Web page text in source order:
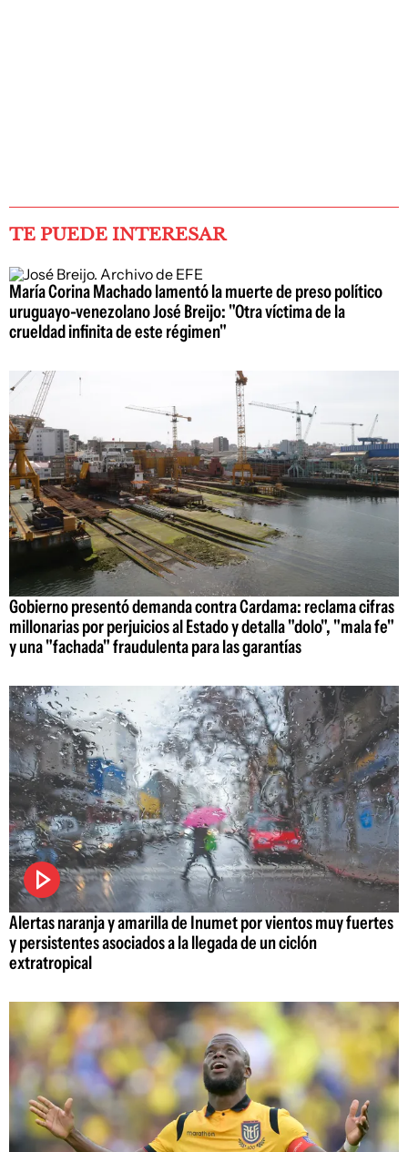
TE PUEDE INTERESAR
María Corina Machado lamentó la muerte de preso político
uruguayo-venezolano José Breijo: "Otra víctima de la
crueldad infinita de este régimen"
Gobierno presentó demanda contra Cardama: reclama cifras
millonarias por perjuicios al Estado y detalla "dolo", "mala fe"
y una "fachada" fraudulenta para las garantías
Alertas naranja y amarilla de Inumet por vientos muy fuertes
y persistentes asociados a la llegada de un ciclón
extratropical